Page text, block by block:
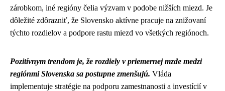
zárobkom, iné regióny čelia výzvam v podobe nižších miezd. Je
dôležité zdôrazniť, že Slovensko aktívne pracuje na znižovaní
týchto rozdielov a podpore rastu miezd vo všetkých regiónoch.
Pozitívnym trendom je, že rozdiely v priemernej mzde medzi
regiónmi Slovenska sa postupne zmenšujú. Vláda
implementuje stratégie na podporu zamestnanosti a investícií v